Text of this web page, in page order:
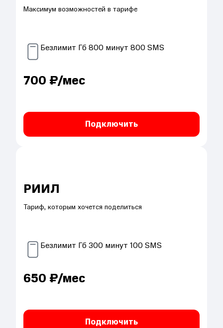
Максимум возможностей в тарифе
Безлимит Гб 800 минут 800SMS
700 ₽/мес
Подключить
РИИЛ
Тариф, которым хочется поделиться
Безлимит Гб 300 минут 100SMS
650 ₽/мес
Подключить